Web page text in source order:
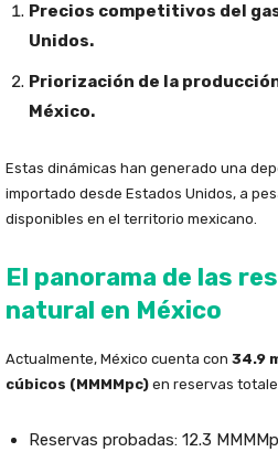
Precios competitivos del
Unidos.
Priorización de la
México.
Estas dinámicas han generado una
importado desde Estados Unidos, a
disponibles en el territorio mexicano.
El panorama de las
natural en México
Actualmente, México cuenta con 34.9
cúbicos (MMMMpc) en reservas
Reservas probadas: 12.3